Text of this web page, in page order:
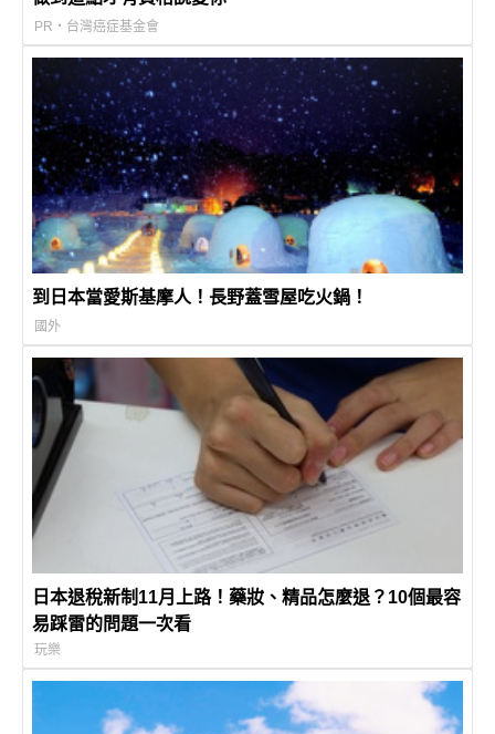
PR・台灣癌症基金會
到日本當愛斯基摩人！長野蓋雪屋吃火鍋！
國外
日本退稅新制11月上路！藥妝、精品怎麼退？10個最容
易踩雷的問題一次看
玩樂